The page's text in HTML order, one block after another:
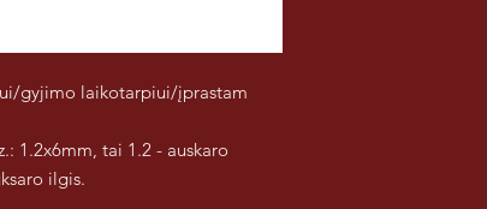
gyjimo laikotarpiui/įprastam
1.2x6mm, tai 1.2 - auskaro
ilgis.